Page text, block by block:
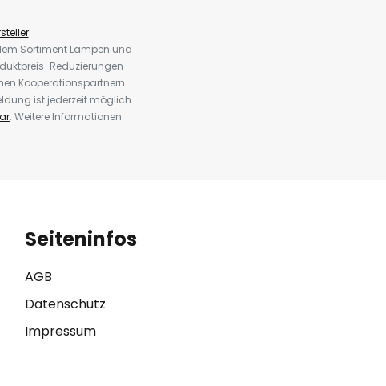
.
Sortiment Lampen und
Reduzierungen
Kooperationspartnern
ist jederzeit möglich
. Weitere Informationen
Seiteninfos
AGB
Datenschutz
Impressum